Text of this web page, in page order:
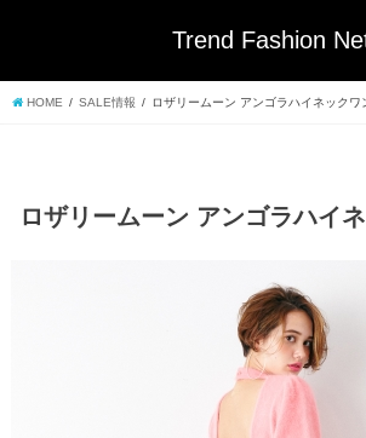
Trend Fashion
HOME SALE情報 ロザリームーン アンゴラハイネックワ
ロザリームーン アンゴラハイ